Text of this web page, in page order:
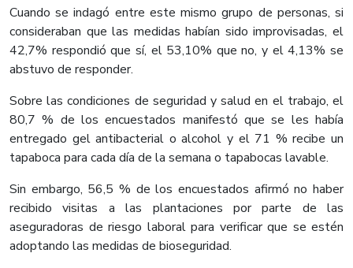
Cuando se indagó entre este mismo grupo de personas, si
consideraban que las medidas habían sido improvisadas, el
42,7% respondió que sí, el 53,10% que no, y el 4,13% se
abstuvo de responder.
Sobre las condiciones de seguridad y salud en el trabajo, el
80,7 % de los encuestados manifestó que se les había
entregado gel antibacterial o alcohol y el 71 % recibe un
tapaboca para cada día de la semana o tapabocas lavable.
Sin embargo, 56,5 % de los encuestados afirmó no haber
recibido visitas a las plantaciones por parte de las
aseguradoras de riesgo laboral para verificar que se estén
adoptando las medidas de bioseguridad.